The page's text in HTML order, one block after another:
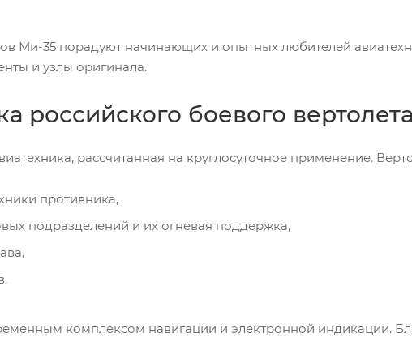
Ми-35 порадуют начинающих и опытных любителей
и узлы оригинала.
российского боевого
рассчитанная на круглосуточное применение.
противника,
подразделений и их огневая поддержка,
комплексом навигации и электронной индикации.